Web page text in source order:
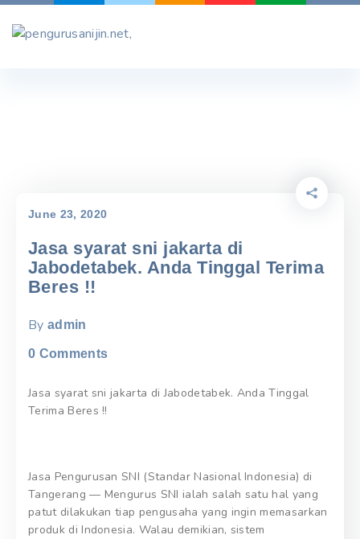
Skip
June 23, 2020
Jasa syarat sni jakarta di
Jabodetabek. Anda Tinggal Terima
Beres !!
By admin
0 Comments
Jasa syarat sni jakarta di Jabodetabek. Anda Tinggal
Terima Beres !!
Jasa Pengurusan SNI (Standar Nasional Indonesia) di
Tangerang — Mengurus SNI ialah salah satu hal yang
patut dilakukan tiap pengusaha yang ingin memasarkan
produk di Indonesia. Walau demikian, sistem